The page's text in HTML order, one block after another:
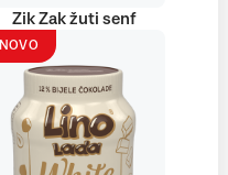
Zik Zak žuti senf
NOVO